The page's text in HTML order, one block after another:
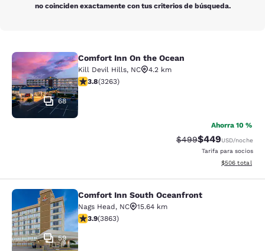
no coinciden exactamente con tus criterios de búsqueda.
Comfort Inn On the Ocean
68
Comfort Inn On the Ocean
Kill Devil Hills, NC
4.2 km
calificación de 3.76 estrellas. Bueno. 3263 reseñas
3.8(3263)
Ahorra 10 %
Precio tachado:
$499Precio con
$449USD/noche
Tarifa para socios
Ver detalles
$506 total
Comfort Inn South Oceanfront
59
Comfort Inn South Oceanfront
Nags Head, NC
15.64 km
calificación de 3.91 estrellas. Bueno. 3863 reseñas
3.9(3863)